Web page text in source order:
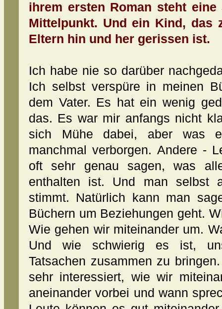
ihrem ersten Roman steht
Mittelpunkt. Und ein Kind, das
Eltern hin und her gerissen ist.
Ich habe nie so darüber
Ich selbst verspüre in meinen
dem Vater. Es hat ein wenig
das. Es war mir anfangs nicht
sich Mühe dabei, aber was
manchmal verborgen. Andere -
oft sehr genau sagen, was
enthalten ist. Und man selbst
stimmt. Natürlich kann man
Büchern um Beziehungen geht.
Wie gehen wir miteinander um.
Und wie schwierig es ist,
Tatsachen zusammen zu
sehr interessiert, wie wir
aneinander vorbei und wann